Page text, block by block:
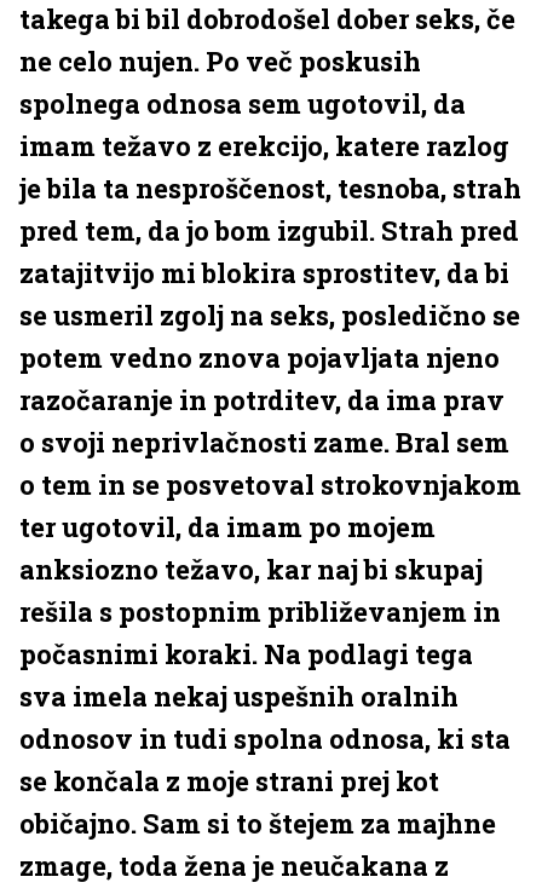
takega bi bil dobrodošel dober seks, če
ne celo nujen. Po več poskusih
spolnega odnosa sem ugotovil, da
imam težavo z erekcijo, katere razlog
je bila ta nesproščenost, tesnoba, strah
pred tem, da jo bom izgubil. Strah pred
zatajitvijo mi blokira sprostitev, da bi
se usmeril zgolj na seks, posledično se
potem vedno znova pojavljata njeno
razočaranje in potrditev, da ima prav
o svoji neprivlačnosti zame. Bral sem
o tem in se posvetoval strokovnjakom
ter ugotovil, da imam po mojem
anksiozno težavo, kar naj bi skupaj
rešila s postopnim približevanjem in
počasnimi koraki. Na podlagi tega
sva imela nekaj uspešnih oralnih
odnosov in tudi spolna odnosa, ki sta
se končala z moje strani prej kot
običajno. Sam si to štejem za majhne
zmage, toda žena je neučakana z